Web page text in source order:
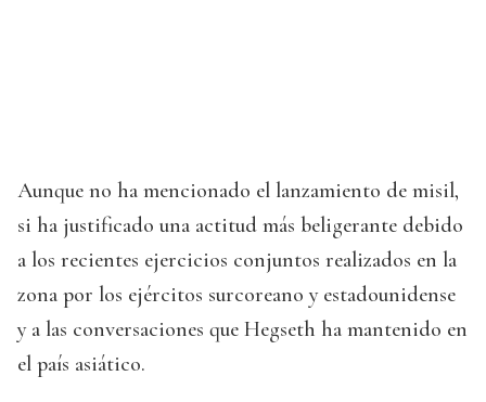
Aunque no ha mencionado el lanzamiento de misil,
si ha justificado una actitud más beligerante debido
a los recientes ejercicios conjuntos realizados en la
zona por los ejércitos surcoreano y estadounidense
y a las conversaciones que Hegseth ha mantenido en
el país asiático.